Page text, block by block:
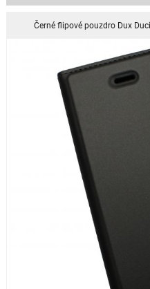
Černé flipové pouzdro Dux